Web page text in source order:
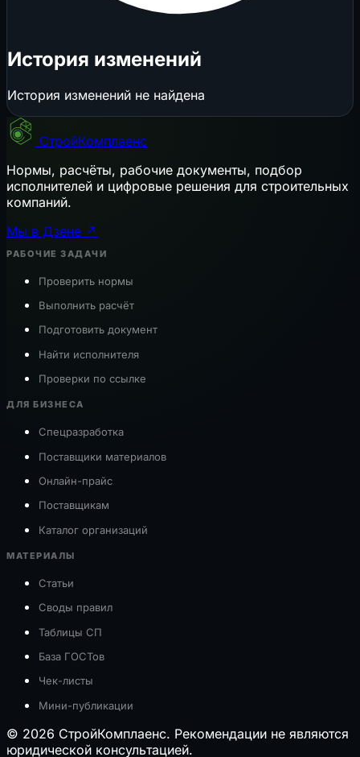
История изменений
История изменений не найдена
СтройКомплаенс
Нормы, расчёты, рабочие документы, подбор
исполнителей и цифровые решения для строительных
компаний.
Мы в Дзене ↗
РАБОЧИЕ ЗАДАЧИ
Проверить нормы
Выполнить расчёт
Подготовить документ
Найти исполнителя
Проверки по ссылке
ДЛЯ БИЗНЕСА
Спецразработка
Поставщики материалов
Онлайн-прайс
Поставщикам
Каталог организаций
МАТЕРИАЛЫ
Статьи
Своды правил
Таблицы СП
База ГОСТов
Чек-листы
Мини-публикации
© 2026 СтройКомплаенс. Рекомендации не являются
юридической консультацией.